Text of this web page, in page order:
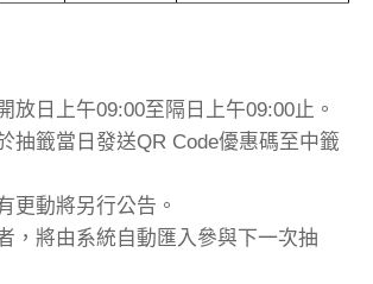
放日上午09:00至隔日上午09:00止。
抽籤當日發送QR Code優惠碼至中籤
更動將另行公告。
，將由系統自動匯入參與下一次抽